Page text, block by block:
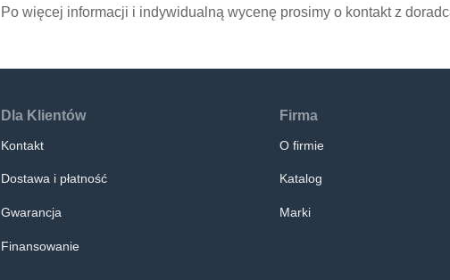
Po więcej informacji i indywidualną wycenę prosimy o kontakt z
Dla Klientów
Kontakt
Dostawa i płatność
Gwarancja
Finansowanie
Firma
O firmie
Katalog
Marki